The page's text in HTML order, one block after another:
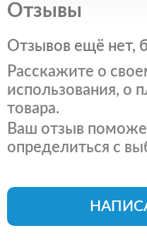
Отзывы
Отзывов ещё нет,
Расскажите о
использования, о
товара.
Ваш отзыв
определиться с